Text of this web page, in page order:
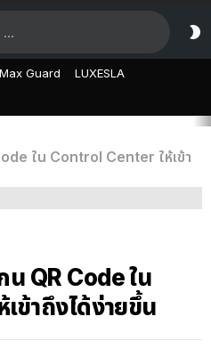
Max Guard LUXESLA
ใน Control Center ให้เข้า
น QR Code ใน
ข้าถึงได้ง่ายขึ้น